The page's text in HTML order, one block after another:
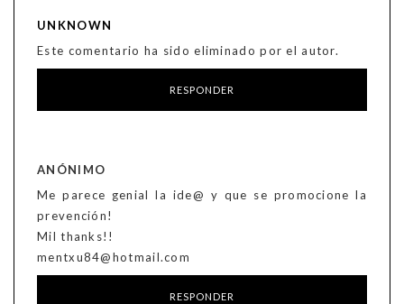
UNKNOWN
Este comentario ha sido eliminado por el autor.
RESPONDER
ANÓNIMO
Me parece genial la ide@ y que se promocione la
prevención!
Mil thanks!!
mentxu84@hotmail.com
RESPONDER